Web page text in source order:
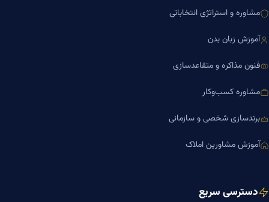
مشاوره و استراتژی انتخاباتی
آموزش زبان بدن
فنون مذاکره و متقاعدسازی
مشاوره کسب‌وکار
برندسازی شخصی و سازمانی
آموزش مشاورین املاک
دسترسی سریع